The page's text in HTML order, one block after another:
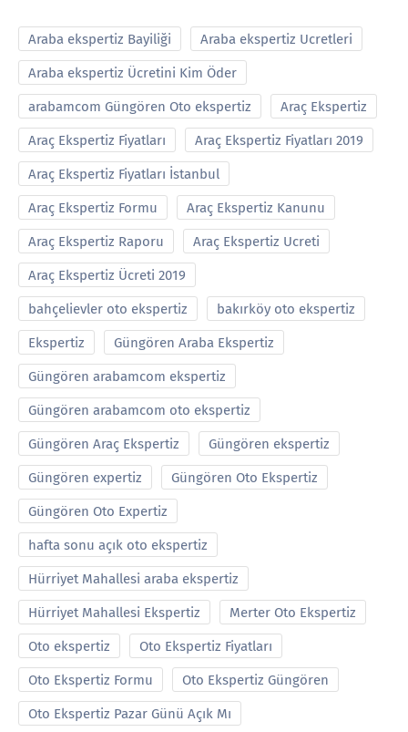
Araba ekspertiz Bayiliği Araba ekspertiz Ucretleri
Araba ekspertiz Ücretini Kim Öder
arabamcom Güngören Oto ekspertiz Araç Ekspertiz
Araç Ekspertiz Fiyatları Araç Ekspertiz Fiyatları 2019
Araç Ekspertiz Fiyatları İstanbul
Araç Ekspertiz Formu Araç Ekspertiz Kanunu
Araç Ekspertiz Raporu Araç Ekspertiz Ucreti
Araç Ekspertiz Ücreti 2019
bahçelievler oto ekspertiz bakırköy oto ekspertiz
Ekspertiz Güngören Araba Ekspertiz
Güngören arabamcom ekspertiz
Güngören arabamcom oto ekspertiz
Güngören Araç Ekspertiz Güngören ekspertiz
Güngören expertiz Güngören Oto Ekspertiz
Güngören Oto Expertiz
hafta sonu açık oto ekspertiz
Hürriyet Mahallesi araba ekspertiz
Hürriyet Mahallesi Ekspertiz Merter Oto Ekspertiz
Oto ekspertiz Oto Ekspertiz Fiyatları
Oto Ekspertiz Formu Oto Ekspertiz Güngören
Oto Ekspertiz Pazar Günü Açık Mı